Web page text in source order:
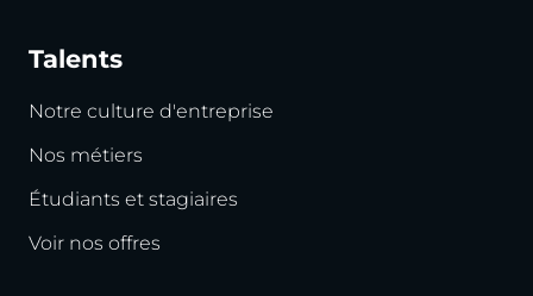
Talents
Notre culture d'entreprise
Nos métiers
Étudiants et stagiaires
Voir nos offres